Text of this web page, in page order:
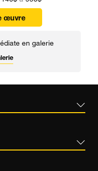
œuvre
en galerie